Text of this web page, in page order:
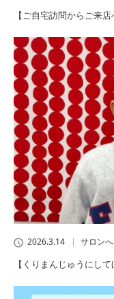
【ご自宅訪問からご来
2026.3.14 サロンへ
【くりまんじゅうにして